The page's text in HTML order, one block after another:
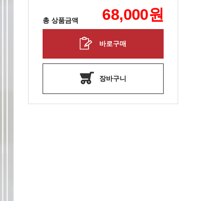
총 상품금액 68,000원
바로구매
장바구니